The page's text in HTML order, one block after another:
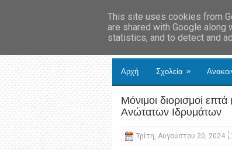
Αρχή Σχολεία »
Μόνιμοι διορισμοί
Ανώτατων Ιδρυμάτων
Τρίτη, Αυγούστου 20, 2024
This site uses cookies from
are shared with Google
statistics, and to detect and